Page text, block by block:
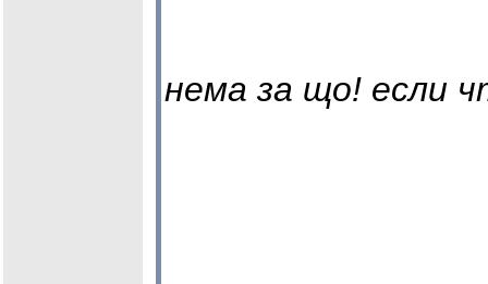
нема за що! если